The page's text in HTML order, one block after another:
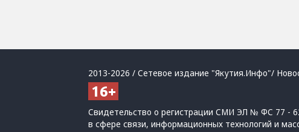
2013-2026 / Сетевое издание "Якутия.Инфо"/
Свидетельство о регистрации СМИ ЭЛ № ФС 77 -
в сфере связи, информационных технологий и